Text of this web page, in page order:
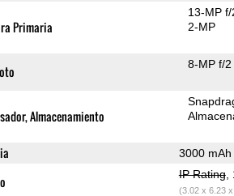
Primaria
13-MP
2-MP
8-MP f/2
Almacenamiento
3000 mAh
IP Rating,
(3.02 x 6.23